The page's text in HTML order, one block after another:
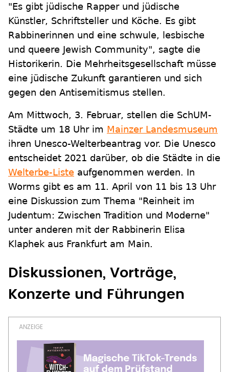
"Es gibt jüdische Rapper und jüdische
Künstler, Schriftsteller und Köche. Es gibt
Rabbinerinnen und eine schwule, lesbische
und queere Jewish Community", sagte die
Historikerin. Die Mehrheitsgesellschaft müsse
eine jüdische Zukunft garantieren und sich
gegen den Antisemitismus stellen.
Am Mittwoch, 3. Februar, stellen die SchUM-
Städte um 18 Uhr im Mainzer Landesmuseum
ihren Unesco-Welterbeantrag vor. Die Unesco
entscheidet 2021 darüber, ob die Städte in die
Welterbe-Liste aufgenommen werden. In
Worms gibt es am 11. April von 11 bis 13 Uhr
eine Diskussion zum Thema "Reinheit im
Judentum: Zwischen Tradition und Moderne"
unter anderen mit der Rabbinerin Elisa
Klaphek aus Frankfurt am Main.
Diskussionen, Vorträge,
Konzerte und Führungen